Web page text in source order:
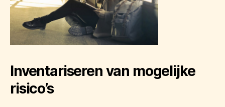
Inventariseren van mogelijke
risico’s